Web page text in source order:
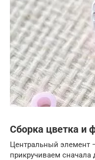
Сборка цветка и
Центральный элемент
прикручиваем сначала